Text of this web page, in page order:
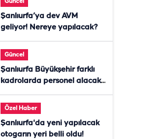
Şanlıurfa’ya dev AVM
geliyor! Nereye yapılacak?
Güncel
Şanlıurfa Büyükşehir farklı
kadrolarda personel alacak!
Özel Haber
Şanlıurfa'da yeni yapılacak
otogarın yeri belli oldu!